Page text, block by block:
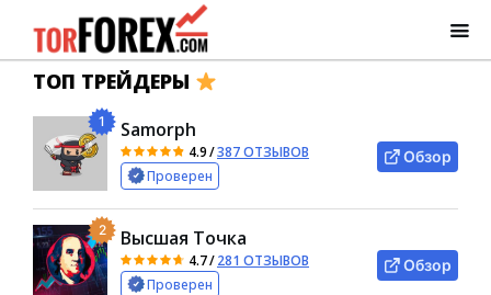
ТОП ТРЕЙДЕРЫ
1 Samorph
4.9/387 ОТЗЫВОВ
Проверен
Обзор
2 Высшая Точка
4.7/281 ОТЗЫВОВ
Проверен
Обзор